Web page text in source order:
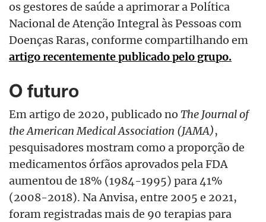
os gestores de saúde a aprimorar a Política
Nacional de Atenção Integral às Pessoas com
Doenças Raras, conforme compartilhando em
artigo recentemente publicado pelo grupo.
O futuro
Em artigo de 2020, publicado no The Journal of
the American Medical Association (JAMA),
pesquisadores mostram como a proporção de
medicamentos órfãos aprovados pela FDA
aumentou de 18% (1984-1995) para 41%
(2008-2018). Na Anvisa, entre 2005 e 2021,
foram registradas mais de 90 terapias para